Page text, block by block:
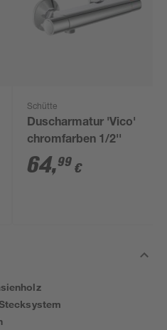
Schütte
Duscharmatur 'Vico'
chromfarben 1/2''
64,99 €